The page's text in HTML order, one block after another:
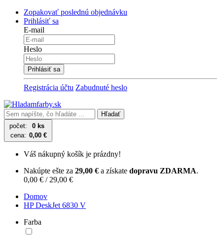
Zopakovať poslednú objednávku
Prihlásiť sa
E-mail
Heslo
Registrácia účtu Zabudnuté heslo
Hľadať
počet:
0 ks
cena: 0,00 €
Váš nákupný košík je prázdny!
Nakúpte ešte za 29,00 € a získate dopravu ZDARMA.
0,00 € / 29,00 €
Domov
HP DeskJet 6830 V
Farba